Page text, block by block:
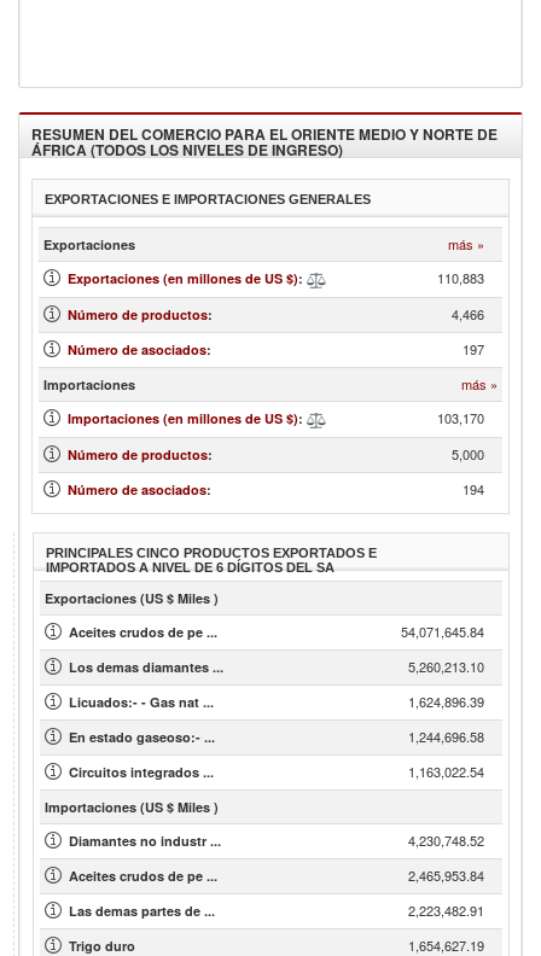
RESUMEN DEL COMERCIO PARA ELORIENTE MEDIO Y NORTE DE
ÁFRICA (TODOS LOS NIVELES DE INGRESO)
EXPORTACIONES E IMPORTACIONES GENERALES
Exportaciones más »
Exportaciones (en millones de US $): 110,883
Número de productos: 4,466
Número de asociados: 197
Importaciones más »
Importaciones (en millones de US $): 103,170
Número de productos: 5,000
Número de asociados: 194
PRINCIPALES CINCO PRODUCTOS EXPORTADOS E
IMPORTADOS A NIVEL DE 6 DÍGITOS DEL SA
Exportaciones (US $ Miles )
Aceites crudos de pe ...
54,071,645.84
Los demas diamantes ... 5,260,213.10
Licuados:- - Gas nat ... 1,624,896.39
En estado gaseoso:- ... 1,244,696.58
Circuitos integrados ... 1,163,022.54
Importaciones (US $ Miles )
Diamantes no industr ...
4,230,748.52
Aceites crudos de pe ... 2,465,953.84
Las demas partes de ... 2,223,482.91
Trigo duro 1,654,627.19